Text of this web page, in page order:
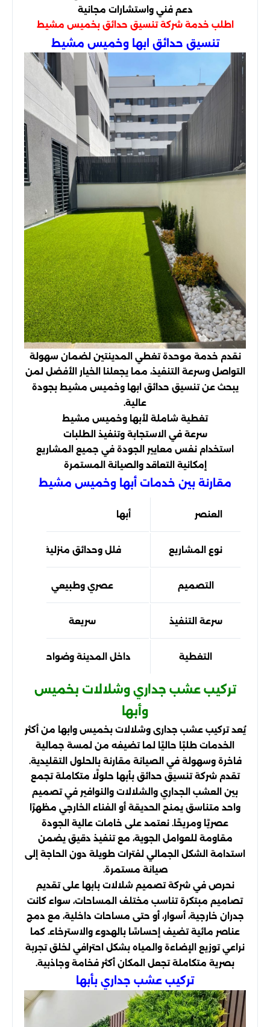
دعم فني واستشارات مجانية
اطلب خدمةشركة تنسيق حدائق بخميس مشيط
تنسيق حدائق ابها وخميس مشيط
نقدم خدمة موحدة تغطي المدينتين لضمان سهولة
التواصل وسرعة التنفيذ، مما يجعلنا الخيار الأفضل لمن
يبحث عن تنسيق حدائق ابها وخميس مشيط بجودة
عالية.
تغطية شاملة لأبها وخميس مشيط
سرعة في الاستجابة وتنفيذ الطلبات
استخدام نفس معايير الجودة في جميع المشاريع
إمكانية التعاقد والصيانة المستمرة
مقارنة بين خدمات أبها وخميس مشيط
العنصر أبها
نوع المشاريع فلل وحدائق منزلية
التصميم عصري وطبيعي
سرعة التنفيذ سريعة
التغطية داخل المدينة وضواحيها
تركيب عشب جداري وشلالات بخميس
وأبها
يُعد تركيب عشب جدارى وشلالات بخميس وابها من أكثر
الخدمات طلبًا حاليًا لما تضيفه من لمسة جمالية
فاخرة وسهولة في الصيانة مقارنة بالحلول التقليدية.
تقدم شركة تنسيق حدائق بأبها حلولًا متكاملة تجمع
بين العشب الجداري والشلالات والنوافير في تصميم
واحد متناسق يمنح الحديقة أو الفناء الخارجي مظهرًا
عصريًا ومريحًا. نعتمد على خامات عالية الجودة
مقاومة للعوامل الجوية، مع تنفيذ دقيق يضمن
استدامة الشكل الجمالي لفترات طويلة دون الحاجة إلى
صيانة مستمرة.
نحرص في شركة تصميم شلالات بابها على تقديم
تصاميم مبتكرة تناسب مختلف المساحات، سواء كانت
جدران خارجية، أسوار، أو حتى مساحات داخلية، مع دمج
عناصر مائية تضيف إحساسًا بالهدوء والاسترخاء. كما
نراعي توزيع الإضاءة والمياه بشكل احترافي لخلق تجربة
بصرية متكاملة تجعل المكان أكثر فخامة وجاذبية.
تركيب عشب جداري بأبها